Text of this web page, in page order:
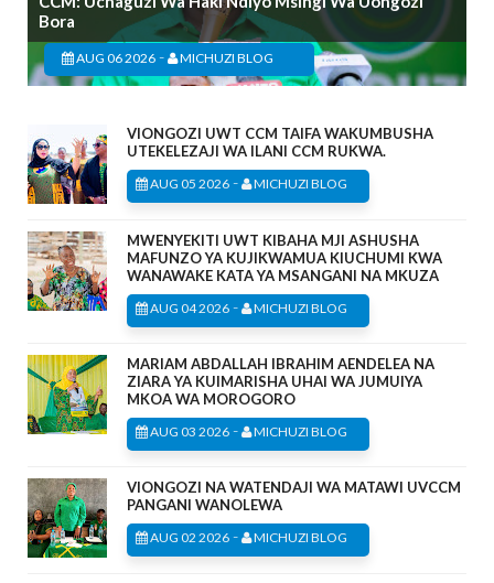
Bora
AUG 06 2026 - MICHUZI BLOG
VIONGOZI UWT CCM TAIFA WAKUMBUSHA
UTEKELEZAJI WA ILANI CCM RUKWA.
AUG 05 2026 - MICHUZI BLOG
MWENYEKITI UWT KIBAHA MJI ASHUSHA
MAFUNZO YA KUJIKWAMUA KIUCHUMI KWA
WANAWAKE KATA YA MSANGANI NA MKUZA
AUG 04 2026 - MICHUZI BLOG
MARIAM ABDALLAH IBRAHIM AENDELEA NA
ZIARA YA KUIMARISHA UHAI WA JUMUIYA
MKOA WA MOROGORO
AUG 03 2026 - MICHUZI BLOG
VIONGOZI NA WATENDAJI WA MATAWI UVCCM
PANGANI WANOLEWA
AUG 02 2026 - MICHUZI BLOG